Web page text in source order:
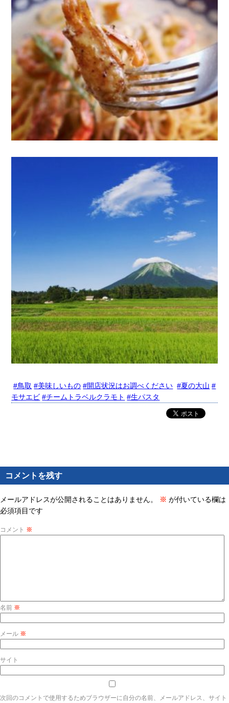
#鳥取 #美味しいもの #開店状況はお調べください #夏の大山 #
モサエビ #チームトラベルクラモト #生パスタ
コメントを残す
メールアドレスが公開されることはありません。 ※ が付いている欄は
必須項目です
コメント ※
名前 ※
メール ※
サイト
次回のコメントで使用するためブラウザーに自分の名前、メールアドレス、サイト